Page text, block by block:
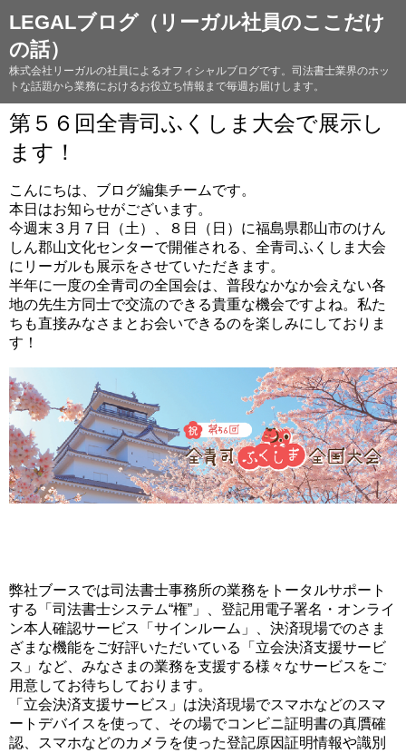
LEGALブログ（リーガル社員のここだけ
の話）
株式会社リーガルの社員によるオフィシャルブログです。司法書士業界のホッ
トな話題から業務におけるお役立ち情報まで毎週お届けします。
第５６回全青司ふくしま大会で展示し
ます！
こんにちは、ブログ編集チームです。
本日はお知らせがございます。
今週末３月７日（土）、８日（日）に福島県郡山市のけん
しん郡山文化センターで開催される、全青司ふくしま大会
にリーガルも展示をさせていただきます。
半年に一度の全青司の全国会は、普段なかなか会えない各
地の先生方同士で交流のできる貴重な機会ですよね。私た
ちも直接みなさまとお会いできるのを楽しみにしておりま
す！
弊社ブースでは司法書士事務所の業務をトータルサポート
する「司法書士システム“権”」、登記用電子署名・オンライ
ン本人確認サービス「サインルーム」、決済現場でのさま
ざまな機能をご好評いただいている「立会決済支援サービ
ス」など、みなさまの業務を支援する様々なサービスをご
用意してお待ちしております。
「立会決済支援サービス」は決済現場でスマホなどのスマ
ートデバイスを使って、その場でコンビニ証明書の真贋確
認、スマホなどのカメラを使った登記原因証明情報や識別